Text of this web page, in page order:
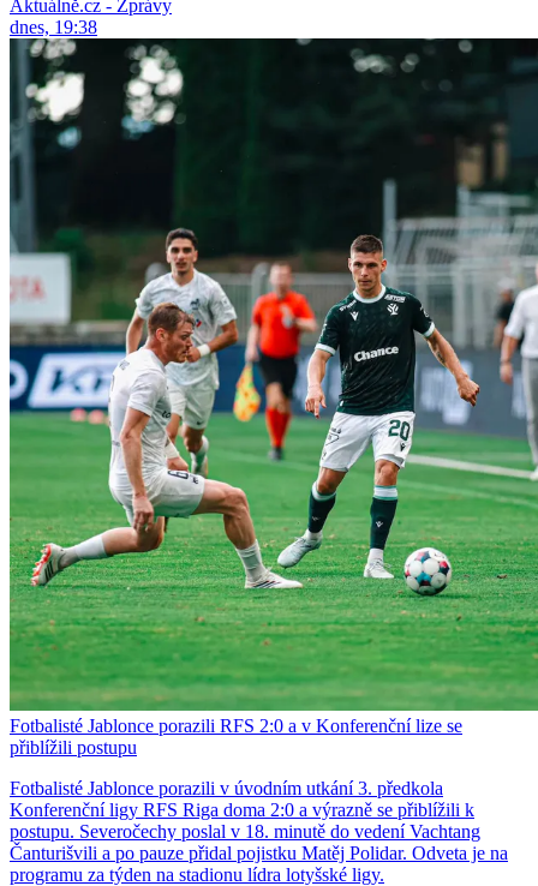
Aktuálně.cz - Zprávy
dnes, 19:38
Fotbalisté Jablonce porazili RFS 2:0 a v Konferenční lize se
přiblížili postupu
Fotbalisté Jablonce porazili v úvodním utkání 3. předkola
Konferenční ligy RFS Riga doma 2:0 a výrazně se přiblížili k
postupu. Severočechy poslal v 18. minutě do vedení Vachtang
Čanturišvili a po pauze přidal pojistku Matěj Polidar. Odveta je na
programu za týden na stadionu lídra lotyšské ligy.